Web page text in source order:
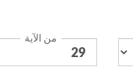
من الآية